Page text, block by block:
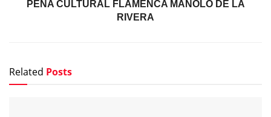
PEÑA CULTURAL FLAMENCA MANOLO DE LA
RIVERA
Related Posts